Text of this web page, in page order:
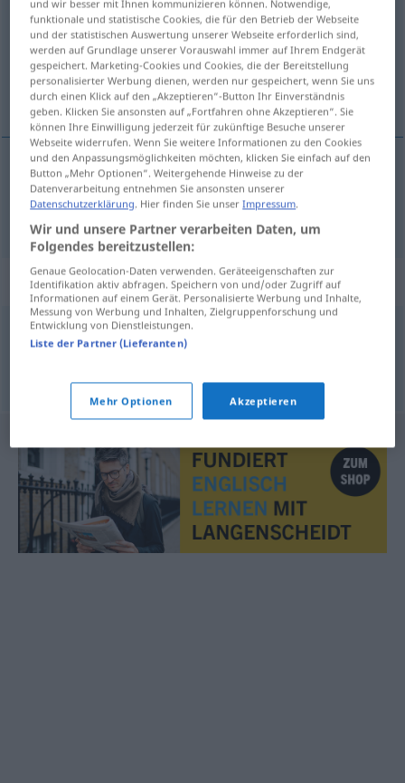
Übersicht aller Übersetzungen
(Für mehr Details die Übersetzung anklicken/antippen)
nach innen schielend
(nach innen)schielend cross-eyed MED
Beispielsätze für "cross-eyed"
cross-eyedstrabismus
und wir besser mit Ihnen kommunizieren können. Notwendige,
funktionale und statistische Cookies, die für den Betrieb der Webseite
und der statistischen Auswertung unserer Webseite erforderlich sind,
werden auf Grundlage unserer Vorauswahl immer auf Ihrem Endgerät
gespeichert. Marketing-Cookies und Cookies, die der Bereitstellung
personalisierter Werbung dienen, werden nur gespeichert, wenn Sie uns
durch einen Klick auf den „Akzeptieren“-Button Ihr Einverständnis
geben. Klicken Sie ansonsten auf „Fortfahren ohne Akzeptieren“. Sie
können Ihre Einwilligung jederzeit für zukünftige Besuche unserer
Webseite widerrufen. Wenn Sie weitere Informationen zu den Cookies
und den Anpassungsmöglichkeiten möchten, klicken Sie einfach auf den
Button „Mehr Optionen“. Weitergehende Hinweise zu der
Datenverarbeitung entnehmen Sie ansonsten unserer
Datenschutzerklärung. Hier finden Sie unserImpressum.
Wir und unsere Partner verarbeiten Daten, um
Folgendes bereitzustellen:
Genaue Geolocation-Daten verwenden. Geräteeigenschaften zur
Identifikation aktiv abfragen. Speichern von und/oder Zugriff auf
Informationen auf einem Gerät. Personalisierte Werbung und Inhalte,
Messung von Werbung und Inhalten, Zielgruppenforschung und
Entwicklung von Dienstleistungen.
Liste der Partner (Lieferanten)
Mehr Optionen Akzeptieren